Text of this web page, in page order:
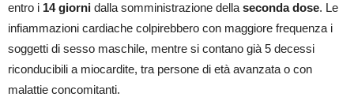
entro i 14 giorni dalla somministrazione della seconda dose. Le
infiammazioni cardiache colpirebbero con maggiore frequenza i
soggetti di sesso maschile, mentre si contano già 5 decessi
riconducibili a miocardite, tra persone di età avanzata o con
malattie concomitanti.